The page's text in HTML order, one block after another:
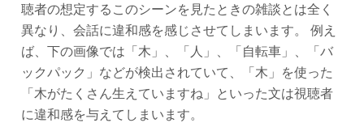
聴者の想定するこのシーンを見たときの雑談とは全く
異なり、会話に違和感を感じさせてしまいます。 例え
ば、下の画像では「木」、「人」、「自転車」、「バ
ックパック」などが検出されていて、「木」を使った
「木がたくさん生えていますね」といった文は視聴者
に違和感を与えてしまいます。